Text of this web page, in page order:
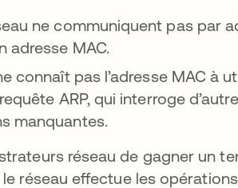
ne communiquent pas par
adresse MAC.
connaît pas l’adresse MAC à
ARP, qui interroge
manquantes.
réseau de gagner un
réseau effectue les